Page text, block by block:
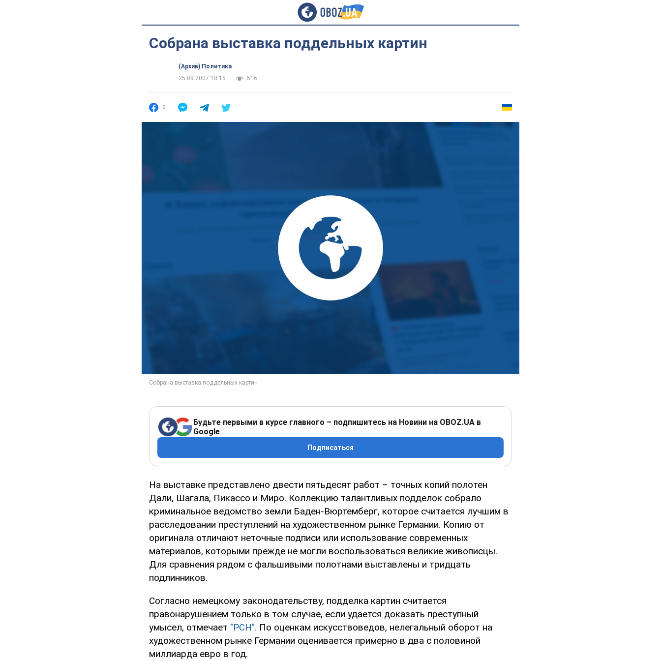
Собрана выставка поддельных картин
(Архив) Политика
25.09.2007 18:15
516
0
Будьте первыми в курсе главного – подпишитесь на Новини на OBOZ.UA в
Google
Подписаться
На выставке представлено двести пятьдесят работ – точных копий полотен
Дали, Шагала, Пикассо и Миро. Коллекцию талантливых подделок собрало
криминальное ведомство земли Баден-Вюртемберг, которое считается лучшим в
расследовании преступлений на художественном рынке Германии. Копию от
оригинала отличают неточные подписи или использование современных
материалов, которыми прежде не могли воспользоваться великие живописцы.
Для сравнения рядом с фальшивыми полотнами выставлены и тридцать
подлинников.
Согласно немецкому законодательству, подделка картин считается
правонарушением только в том случае, если удается доказать преступный
умысел, отмечает "РСН". По оценкам искусствоведов, нелегальный оборот на
художественном рынке Германии оценивается примерно в два с половиной
миллиарда евро в год.